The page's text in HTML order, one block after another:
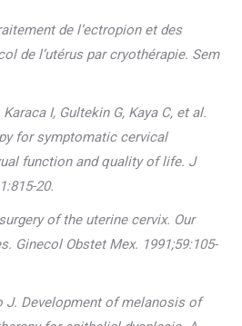
de l’ectropion et des
de l’utérus par cryothérapie. Sem
I, Gultekin G, Kaya C, et al.
for symptomatic cervical
function and quality of life. J
20.
of the uterine cervix. Our
Ginecol Obstet Mex. 1991;59:105-
J. Development of melanosis of